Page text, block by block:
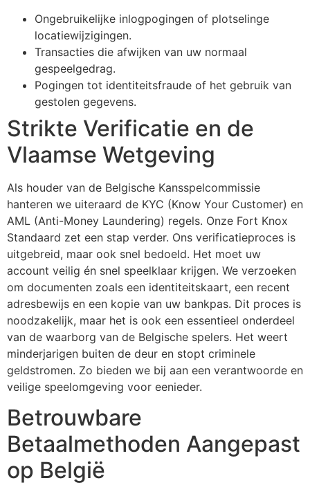
Ongebruikelijke inlogpogingen of plotselinge
locatiewijzigingen.
Transacties die afwijken van uw normaal
gespeelgedrag.
Pogingen tot identiteitsfraude of het gebruik van
gestolen gegevens.
Strikte Verificatie en de
Vlaamse Wetgeving
Als houder van de Belgische Kansspelcommissie
hanteren we uiteraard de KYC (Know Your Customer) en
AML (Anti-Money Laundering) regels. Onze Fort Knox
Standaard zet een stap verder. Ons verificatieproces is
uitgebreid, maar ook snel bedoeld. Het moet uw
account veilig én snel speelklaar krijgen. We verzoeken
om documenten zoals een identiteitskaart, een recent
adresbewijs en een kopie van uw bankpas. Dit proces is
noodzakelijk, maar het is ook een essentieel onderdeel
van de waarborg van de Belgische spelers. Het weert
minderjarigen buiten de deur en stopt criminele
geldstromen. Zo bieden we bij aan een verantwoorde en
veilige speelomgeving voor eenieder.
Betrouwbare
Betaalmethoden Aangepast
op België